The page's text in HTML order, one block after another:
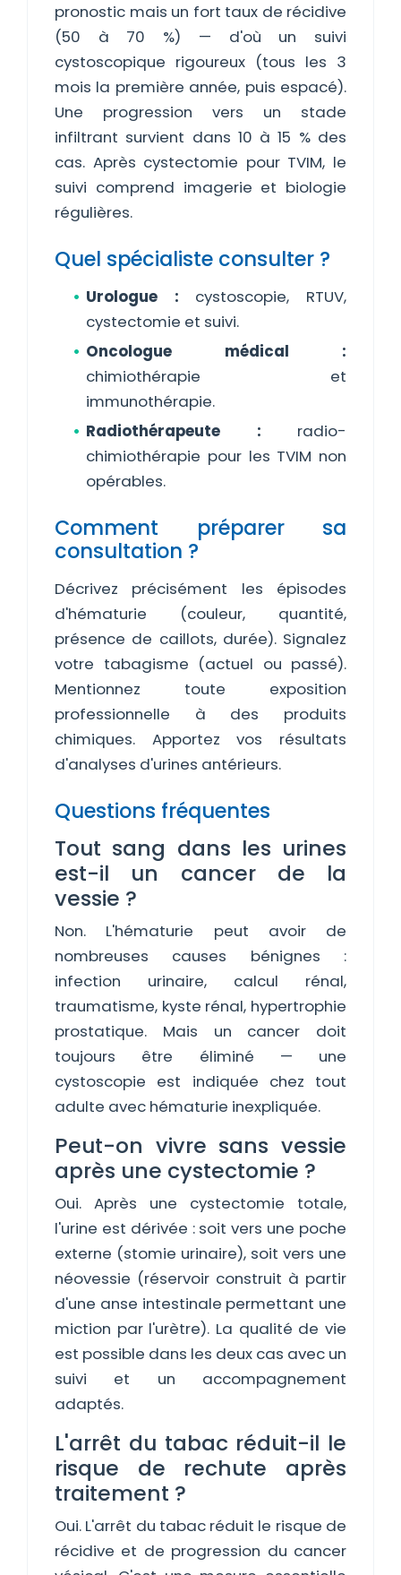
pronostic mais un fort taux de récidive
(50 à 70 %) — d'où un suivi
cystoscopique rigoureux (tous les 3
mois la première année, puis espacé).
Une progression vers un stade
infiltrant survient dans 10 à 15 % des
cas. Après cystectomie pour TVIM, le
suivi comprend imagerie et biologie
régulières.
Quel spécialiste consulter ?
Urologue : cystoscopie, RTUV,
cystectomie et suivi.
Oncologue médical :
chimiothérapie et
immunothérapie.
Radiothérapeute : radio-
chimiothérapie pour les TVIM non
opérables.
Comment préparer sa
consultation ?
Décrivez précisément les épisodes
d'hématurie (couleur, quantité,
présence de caillots, durée). Signalez
votre tabagisme (actuel ou passé).
Mentionnez toute exposition
professionnelle à des produits
chimiques. Apportez vos résultats
d'analyses d'urines antérieurs.
Questions fréquentes
Tout sang dans les urines
est-il un cancer de la
vessie ?
Non. L'hématurie peut avoir de
nombreuses causes bénignes :
infection urinaire, calcul rénal,
traumatisme, kyste rénal, hypertrophie
prostatique. Mais un cancer doit
toujours être éliminé — une
cystoscopie est indiquée chez tout
adulte avec hématurie inexpliquée.
Peut-on vivre sans vessie
après une cystectomie ?
Oui. Après une cystectomie totale,
l'urine est dérivée : soit vers une poche
externe (stomie urinaire), soit vers une
néovessie (réservoir construit à partir
d'une anse intestinale permettant une
miction par l'urètre). La qualité de vie
est possible dans les deux cas avec un
suivi et un accompagnement
adaptés.
L'arrêt du tabac réduit-il le
risque de rechute après
traitement ?
Oui. L'arrêt du tabac réduit le risque de
récidive et de progression du cancer